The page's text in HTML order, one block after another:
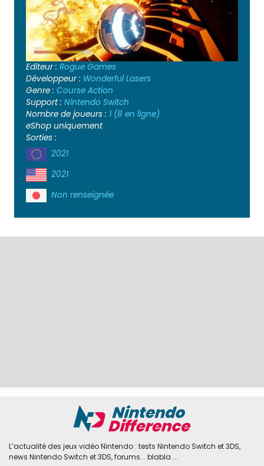
Editeur : Rogue Games
Développeur : Wonderful Lasers
Genre : Course Action
Support : Nintendo Switch
Nombre de joueurs : 1 (8 en ligne)
eShop uniquement
Sorties :
2021
2021
Non renseignée
L’actualité des jeux vidéo Nintendo : tests Nintendo Switch et 3DS,
news Nintendo Switch et 3DS, forums... blabla ...